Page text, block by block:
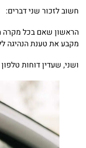
חשוב לזכור שני דברים:
הראשון שאם בכל מקרה
מקבע את טענת הנהיגה
ושני, שעדין דוחות